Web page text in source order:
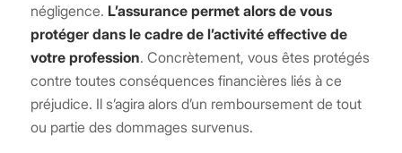
négligence. L’assurance permet alors de vous
protéger dans le cadre de l’activité effective de
votre profession. Concrètement, vous êtes protégés
contre toutes conséquences financières liés à ce
préjudice. Il s’agira alors d’un remboursement de tout
ou partie des dommages survenus.